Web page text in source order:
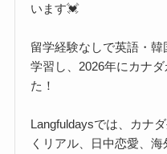
います💓
留学経験なしで英語・
学習し、2026年にカナ
た！
Langfuldaysでは、カナ
くリアル、日中恋愛、